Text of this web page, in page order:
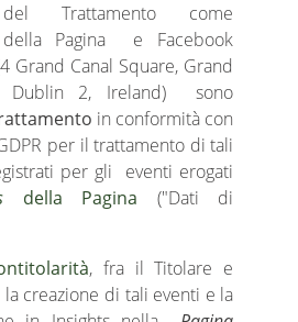
Trattamento come
della Pagina e Facebook
Grand Canal Square, Grand
Dublin 2, Ireland) sono
in conformità con
per il trattamento di tali
per gli eventi erogati
della Pagina ("Dati di
, fra il Titolare e
la creazione di tali eventi e la